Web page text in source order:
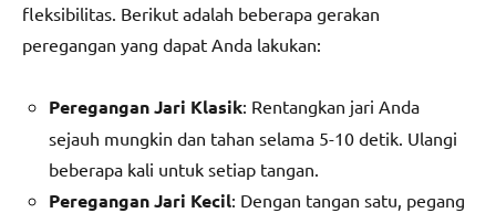
fleksibilitas. Berikut adalah beberapa gerakan
peregangan yang dapat Anda lakukan:
Peregangan Jari Klasik: Rentangkan jari Anda
sejauh mungkin dan tahan selama 5-10 detik. Ulangi
beberapa kali untuk setiap tangan.
Peregangan Jari Kecil: Dengan tangan satu, pegang